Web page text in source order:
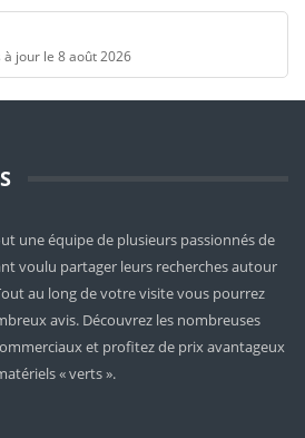
à jour le 8 août 2026
une équipe de plusieurs passionnés de
voulu partager leurs recherches autour
au long de votre visite vous pourrez
avis. Découvrez les nombreuses
et profitez de prix avantageux
« verts ».